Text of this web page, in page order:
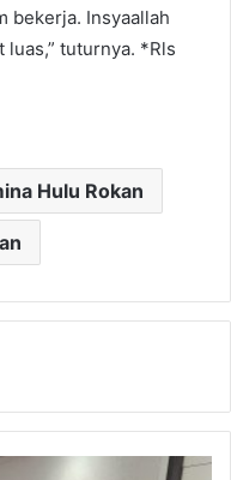
bekerja. Insyaallah
luas,” tuturnya. *Rls
Hulu Rokan